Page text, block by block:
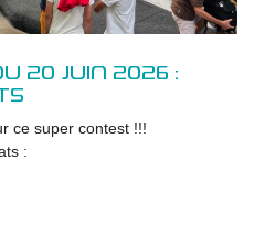
20 JUIN 2026 :
ce super contest !!!
: